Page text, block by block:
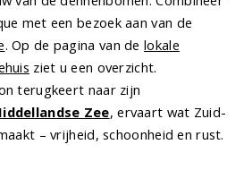
met een bezoek aan van de
. Op de pagina van delokale
ziet u een overzicht.
terugkeert naar zijn
Zee, ervaart wat Zuid-
– vrijheid, schoonheid en rust.